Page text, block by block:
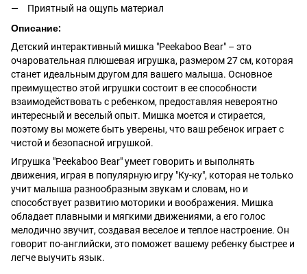
Приятный на ощупь материал
Описание:
Детский интерактивный мишка "Peekaboo Bear" – это
очаровательная плюшевая игрушка, размером 27 см, которая
станет идеальным другом для вашего малыша. Основное
преимущество этой игрушки состоит в ее способности
взаимодействовать с ребенком, предоставляя невероятно
интересный и веселый опыт. Мишка моется и стирается,
поэтому вы можете быть уверены, что ваш ребенок играет с
чистой и безопасной игрушкой.
Игрушка "Peekaboo Bear" умеет говорить и выполнять
движения, играя в популярную игру "Ку-ку", которая не только
учит малыша разнообразным звукам и словам, но и
способствует развитию моторики и воображения. Мишка
обладает плавными и мягкими движениями, а его голос
мелодично звучит, создавая веселое и теплое настроение. Он
говорит по-английски, это поможет вашему ребенку быстрее и
легче выучить язык.